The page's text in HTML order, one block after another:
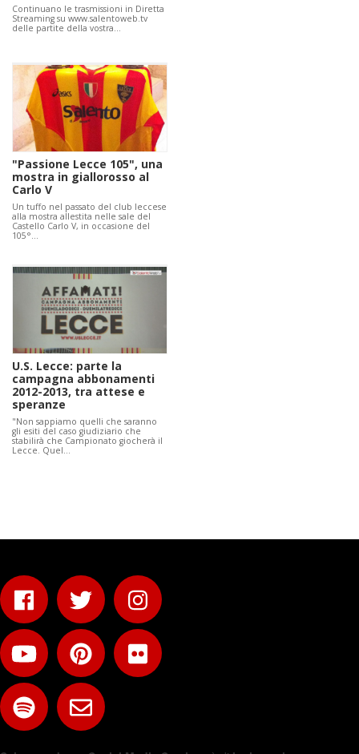
Continuano le trasmissioni in Diretta
Streaming su www.salentoweb.tv
delle partite della vostra…
"Passione Lecce 105", una
mostra in giallorosso al
Carlo V
Un tuffo nel passato del club leccese
alla mostra allestita nelle sale del
Castello Carlo V, in occasione del
105°…
U.S. Lecce: parte la
campagna abbonamenti
2012-2013, tra attese e
speranze
"Non sappiamo quelli che saranno
gli esiti del caso giudiziario che
stabilirà che Campionato giocherà il
Lecce. Quel…